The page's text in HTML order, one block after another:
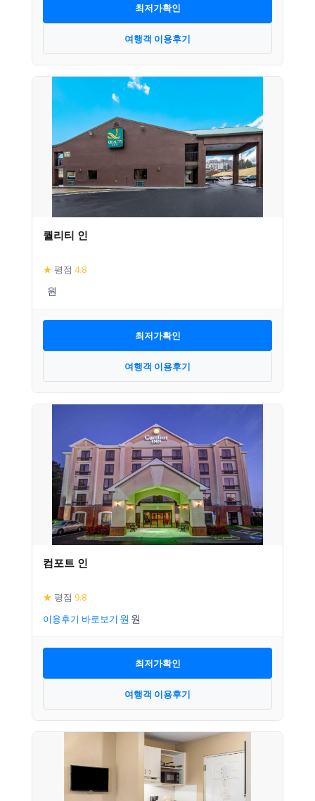
최저가확인
여행객 이용후기
퀄리티 인
★ 평점 4.8
최저가확인
여행객 이용후기
컴포트 인
★ 평점 9.8
이용후기 바로보기
최저가확인
여행객 이용후기